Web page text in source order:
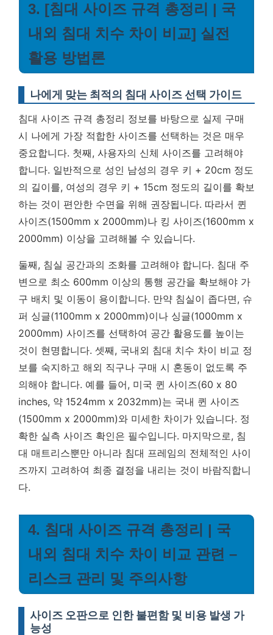
3. [침대 사이즈 규격 총정리 | 국
내외 침대 치수 차이 비교] 실전
활용 방법론
나에게 맞는 최적의 침대 사이즈 선택 가이드
침대 사이즈 규격 총정리 정보를 바탕으로 실제 구매
시 나에게 가장 적합한 사이즈를 선택하는 것은 매우
중요합니다. 첫째, 사용자의 신체 사이즈를 고려해야
합니다. 일반적으로 성인 남성의 경우 키 + 20cm 정도
의 길이를, 여성의 경우 키 + 15cm 정도의 길이를 확보
하는 것이 편안한 수면을 위해 권장됩니다. 따라서 퀸
사이즈(1500mm x 2000mm)나 킹 사이즈(1600mm x
2000mm) 이상을 고려해볼 수 있습니다.
둘째, 침실 공간과의 조화를 고려해야 합니다. 침대 주
변으로 최소 600mm 이상의 통행 공간을 확보해야 가
구 배치 및 이동이 용이합니다. 만약 침실이 좁다면, 슈
퍼 싱글(1100mm x 2000mm)이나 싱글(1000mm x
2000mm) 사이즈를 선택하여 공간 활용도를 높이는
것이 현명합니다. 셋째, 국내외 침대 치수 차이 비교 정
보를 숙지하고 해외 직구나 구매 시 혼동이 없도록 주
의해야 합니다. 예를 들어, 미국 퀸 사이즈(60 x 80
inches, 약 1524mm x 2032mm)는 국내 퀸 사이즈
(1500mm x 2000mm)와 미세한 차이가 있습니다. 정
확한 실측 사이즈 확인은 필수입니다. 마지막으로, 침
대 매트리스뿐만 아니라 침대 프레임의 전체적인 사이
즈까지 고려하여 최종 결정을 내리는 것이 바람직합니
다.
4. 침대 사이즈 규격 총정리 | 국
내외 침대 치수 차이 비교 관련 –
리스크 관리 및 주의사항
사이즈 오판으로 인한 불편함 및 비용 발생 가
능성